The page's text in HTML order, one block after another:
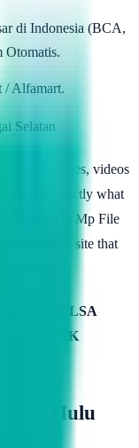
di Indonesia (BCA,
/ Alfamart.
Selatan
images, videos
you find exactly what
To Gp Mp Mp File
downloader site that
PULSA
PUNCAK
Hulu